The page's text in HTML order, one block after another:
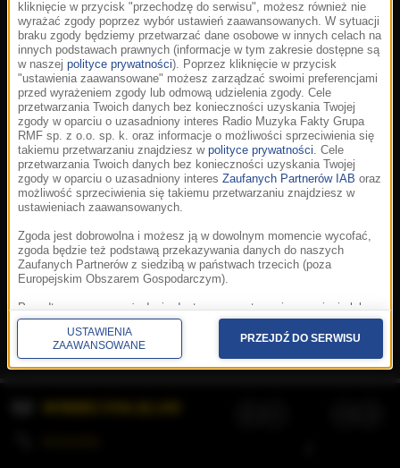
Korzystanie z portalu oznacza akceptację
Prywatność.Aplikacje.© 2026 Radio Muzyka
Fakty Grupa RMF sp. z o.o. sp. k.
kliknięcie w przycisk "przechodzę do serwisu", możesz również nie
wyrażać zgody poprzez wybór ustawień zaawansowanych. W sytuacji
braku zgody będziemy przetwarzać dane osobowe w innych celach na
innych podstawach prawnych (informacje w tym zakresie dostępne są
w naszej polityce prywatności). Poprzez kliknięcie w przycisk
"ustawienia zaawansowane" możesz zarządzać swoimi preferencjami
przed wyrażeniem zgody lub odmową udzielenia zgody. Cele
przetwarzania Twoich danych bez konieczności uzyskania Twojej
zgody w oparciu o uzasadniony interes Radio Muzyka Fakty Grupa
RMF sp. z o.o. sp. k. oraz informacje o możliwości sprzeciwienia się
takiemu przetwarzaniu znajdziesz w polityce prywatności. Cele
przetwarzania Twoich danych bez konieczności uzyskania Twojej
zgody w oparciu o uzasadniony interes Zaufanych Partnerów IAB oraz
możliwość sprzeciwienia się takiemu przetwarzaniu znajdziesz w
ustawieniach zaawansowanych.
Zgoda jest dobrowolna i możesz ją w dowolnym momencie wycofać,
zgoda będzie też podstawą przekazywania danych do naszych
Zaufanych Partnerów z siedzibą w państwach trzecich (poza
Europejskim Obszarem Gospodarczym).
Ponadto masz prawo żądania dostępu, sprostowania, usunięcia lub
ograniczenia przetwarzania danych, a także złożenia skargi do
Prezesa Urzędu Ochrony Danych Osobowych. W polityce prywatności
znajdziesz informacje jak wykonać swoje prawa. Szczegółowe
informacje na temat przetwarzania Twoich danych znajdują się w
USTAWIENIA
ZAAWANSOWANE
PRZEJDŹ DO SERWISU